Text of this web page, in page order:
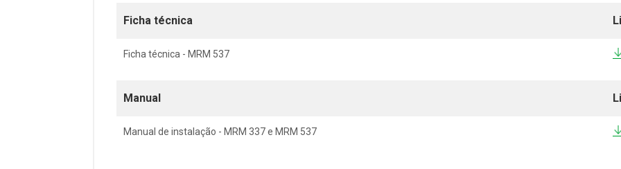
Ficha técnica
Ficha técnica - MRM 537
Manual
Manual de instalação - MRM 337 e MRM 537